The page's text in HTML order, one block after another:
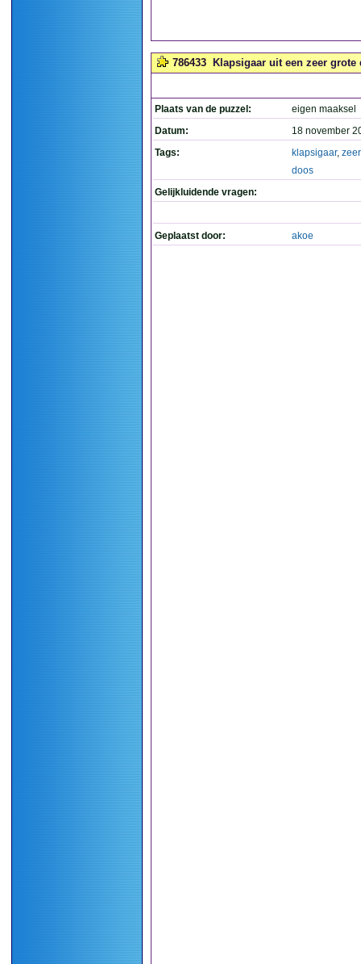
786433 Klapsigaar uit een zeer grote
Plaats van de puzzel:
eigen maaksel
Datum:
18 november
Tags:
klapsigaar, zeer
doos
Gelijkluidende vragen:
Geplaatst door: akoe